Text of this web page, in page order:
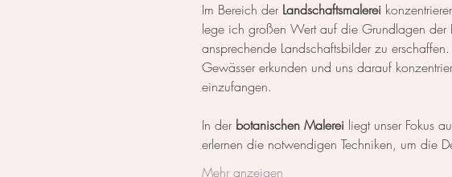
Im Bereich der Landschaftsmalerei
lege ich großen Wert auf die Grundlagen der
ansprechende Landschaftsbilder zu
Gewässer erkunden und uns darauf
einzufangen.
In der botanischen Malerei liegt unser Fokus
erlernen die notwendigen Techniken, um die
Mehr anzeigen